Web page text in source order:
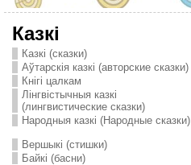
Казкі
Казкі (сказки)
Аўтарскія казкі (авторские сказки)
Кнігі цалкам
Лінгвістычныя казкі
(лингвистические сказки)
Народныя казкі (Народные сказки)
Вершыкі (стишки)
Байкі (басни)